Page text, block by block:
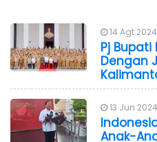
14 Agt
Pj
Dengan
13 Jun 2024
Anak-